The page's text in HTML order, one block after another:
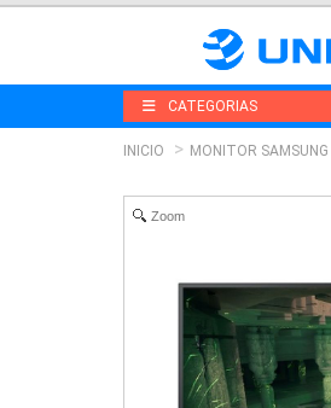
CATEGORIAS
INICIO MONITOR
Zoom